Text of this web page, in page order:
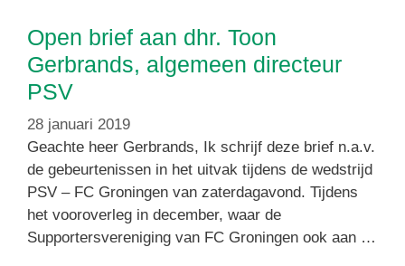
Open brief aan dhr. Toon
Gerbrands, algemeen directeur
PSV
28 januari 2019
Geachte heer Gerbrands, Ik schrijf deze brief n.a.v.
de gebeurtenissen in het uitvak tijdens de wedstrijd
PSV – FC Groningen van zaterdagavond. Tijdens
het vooroverleg in december, waar de
Supportersvereniging van FC Groningen ook aan …